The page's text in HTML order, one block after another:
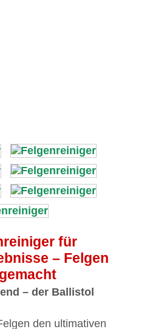
für
– Felgen
– der Ballistol
den ultimativen